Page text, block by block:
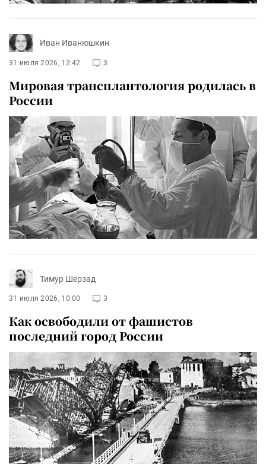
Иван Иванюшкин
31 июля 2026, 12:42 3
Мировая трансплантология родилась в
России
Тимур Шерзад
31 июля 2026, 10:00 3
Как освободили от фашистов
последний город России